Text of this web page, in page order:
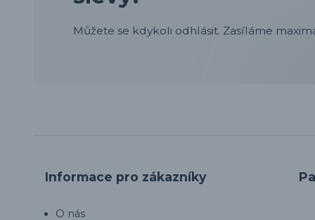
Můžete se kdykoli odhlásit. Zasíláme
Informace pro zákazníky
O nás